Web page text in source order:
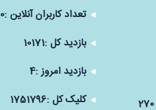
تعداد کاربران آنلاین :0
بازدید کل :10171
بازدید امروز :4
کلیک کل :1751796